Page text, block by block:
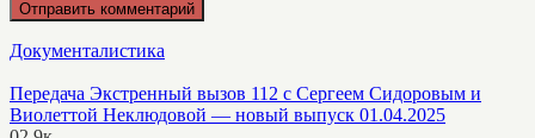
Документалистика
Передача Экстренный вызов 112 с Сергеем Сидоровым и
Виолеттой Неклюдовой — новый выпуск 01.04.2025